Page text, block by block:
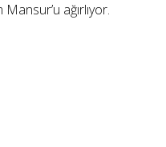
ağırlıyor.